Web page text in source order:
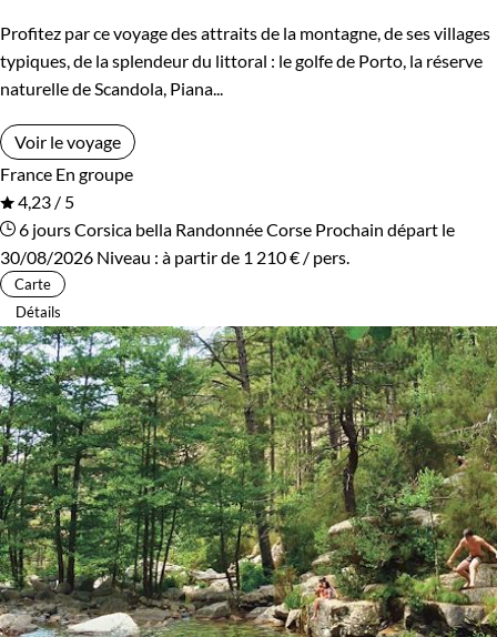
Profitez par ce voyage des attraits de la montagne, de ses villages
typiques, de la splendeur du littoral : le golfe de Porto, la réserve
naturelle de Scandola, Piana...
Voir le voyage
France En groupe
4,23 / 5
6 joursCorsica bella Randonnée Corse Prochain départ le
30/08/2026 Niveau : à partir de 1 210 € / pers.
Carte
Détails